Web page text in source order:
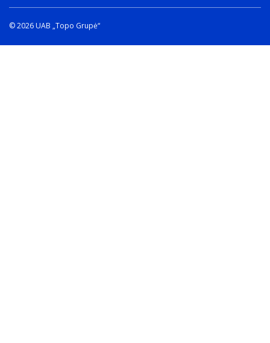
© 2026 UAB „Topo Grupė“